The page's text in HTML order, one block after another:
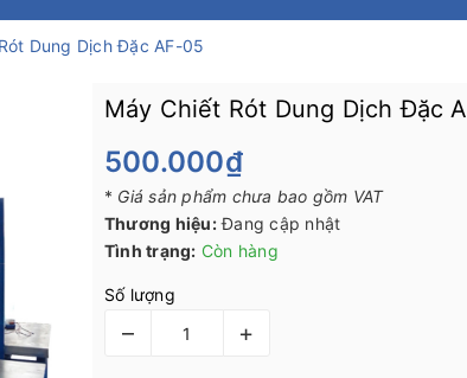
Dung Dịch Đặc AF-05
Máy Chiết Rót Dung Dịch Đặc
500.000₫
* Giá sản phẩm chưa bao gồm VAT
Thương hiệu: Đang cập nhật
Tình trạng: Còn hàng
Số lượng
– +